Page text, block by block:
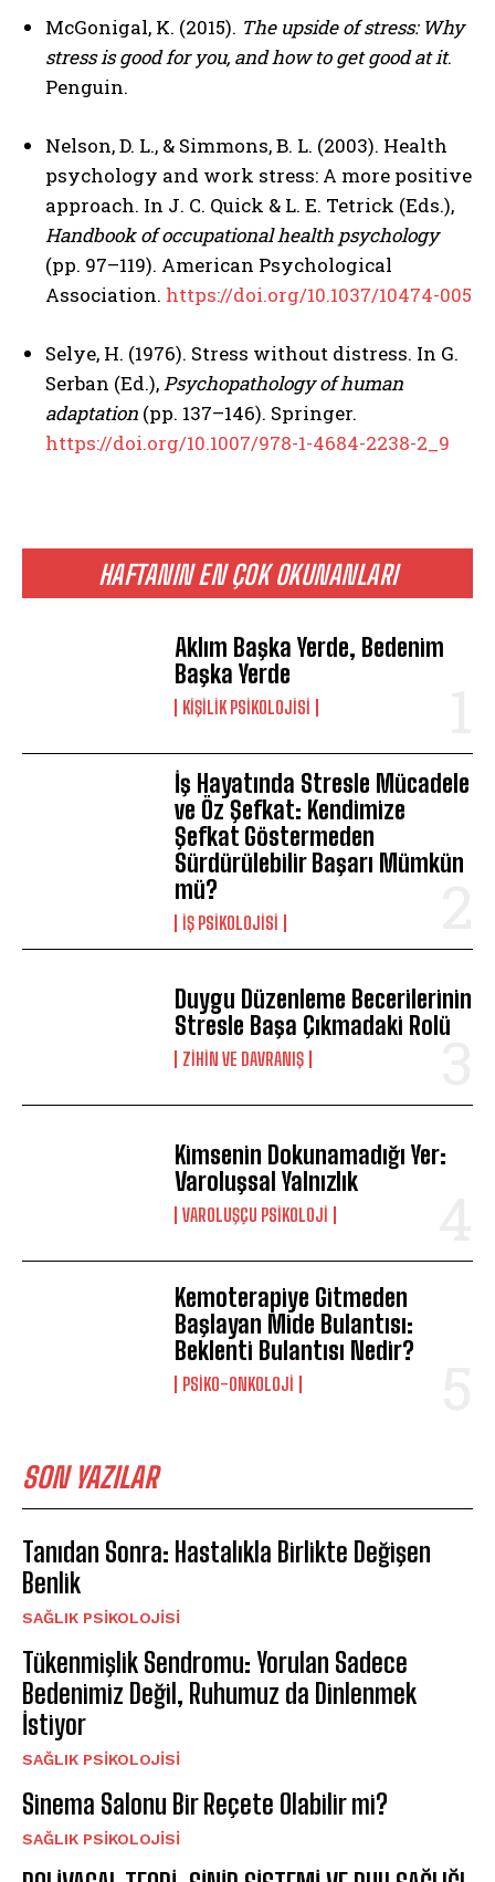
HAFTANIN EN ÇOK OKUNANLARI
Aklım Başka Yerde, Bedenim
Başka Yerde
KIŞILIK PSIKOLOJISI
İş Hayatında Stresle Mücadele
ve Öz Şefkat: Kendimize
Şefkat Göstermeden
Sürdürülebilir Başarı Mümkün
mü?
İŞ PSIKOLOJISI
Duygu Düzenleme Becerilerinin
Stresle Başa Çıkmadaki Rolü
⁠ZIHIN VE DAVRANIŞ
Kimsenin Dokunamadığı Yer:
Varoluşsal Yalnızlık
VAROLUŞÇU PSIKOLOJI
Kemoterapiye Gitmeden
Başlayan Mide Bulantısı:
Beklenti Bulantısı Nedir?
PSIKO-ONKOLOJI
SON YAZILAR
Tanıdan Sonra: Hastalıkla Birlikte Değişen
Benlik
SAĞLIK PSIKOLOJISI
Tükenmişlik Sendromu: Yorulan Sadece
Bedenimiz Değil, Ruhumuz da Dinlenmek
İstiyor
SAĞLIK PSIKOLOJISI
Sinema Salonu Bir Reçete Olabilir mi?
SAĞLIK PSIKOLOJISI
McGonigal, K. (2015). The upside of stress: Why
stress is good for you, and how to get good at it.
Penguin.
Nelson, D. L., & Simmons, B. L. (2003). Health
psychology and work stress: A more positive
approach. In J. C. Quick & L. E. Tetrick (Eds.),
Handbook of occupational health psychology
(pp. 97–119). American Psychological
Association. https://doi.org/10.1037/10474-005
Selye, H. (1976). Stress without distress. In G.
Serban (Ed.), Psychopathology of human
adaptation (pp. 137–146). Springer.
https://doi.org/10.1007/978-1-4684-2238-2_9